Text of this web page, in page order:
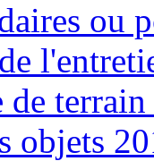
ou
de
objets